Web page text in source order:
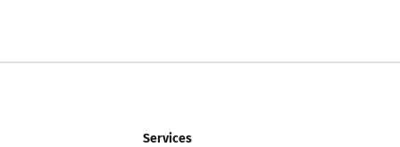
Services